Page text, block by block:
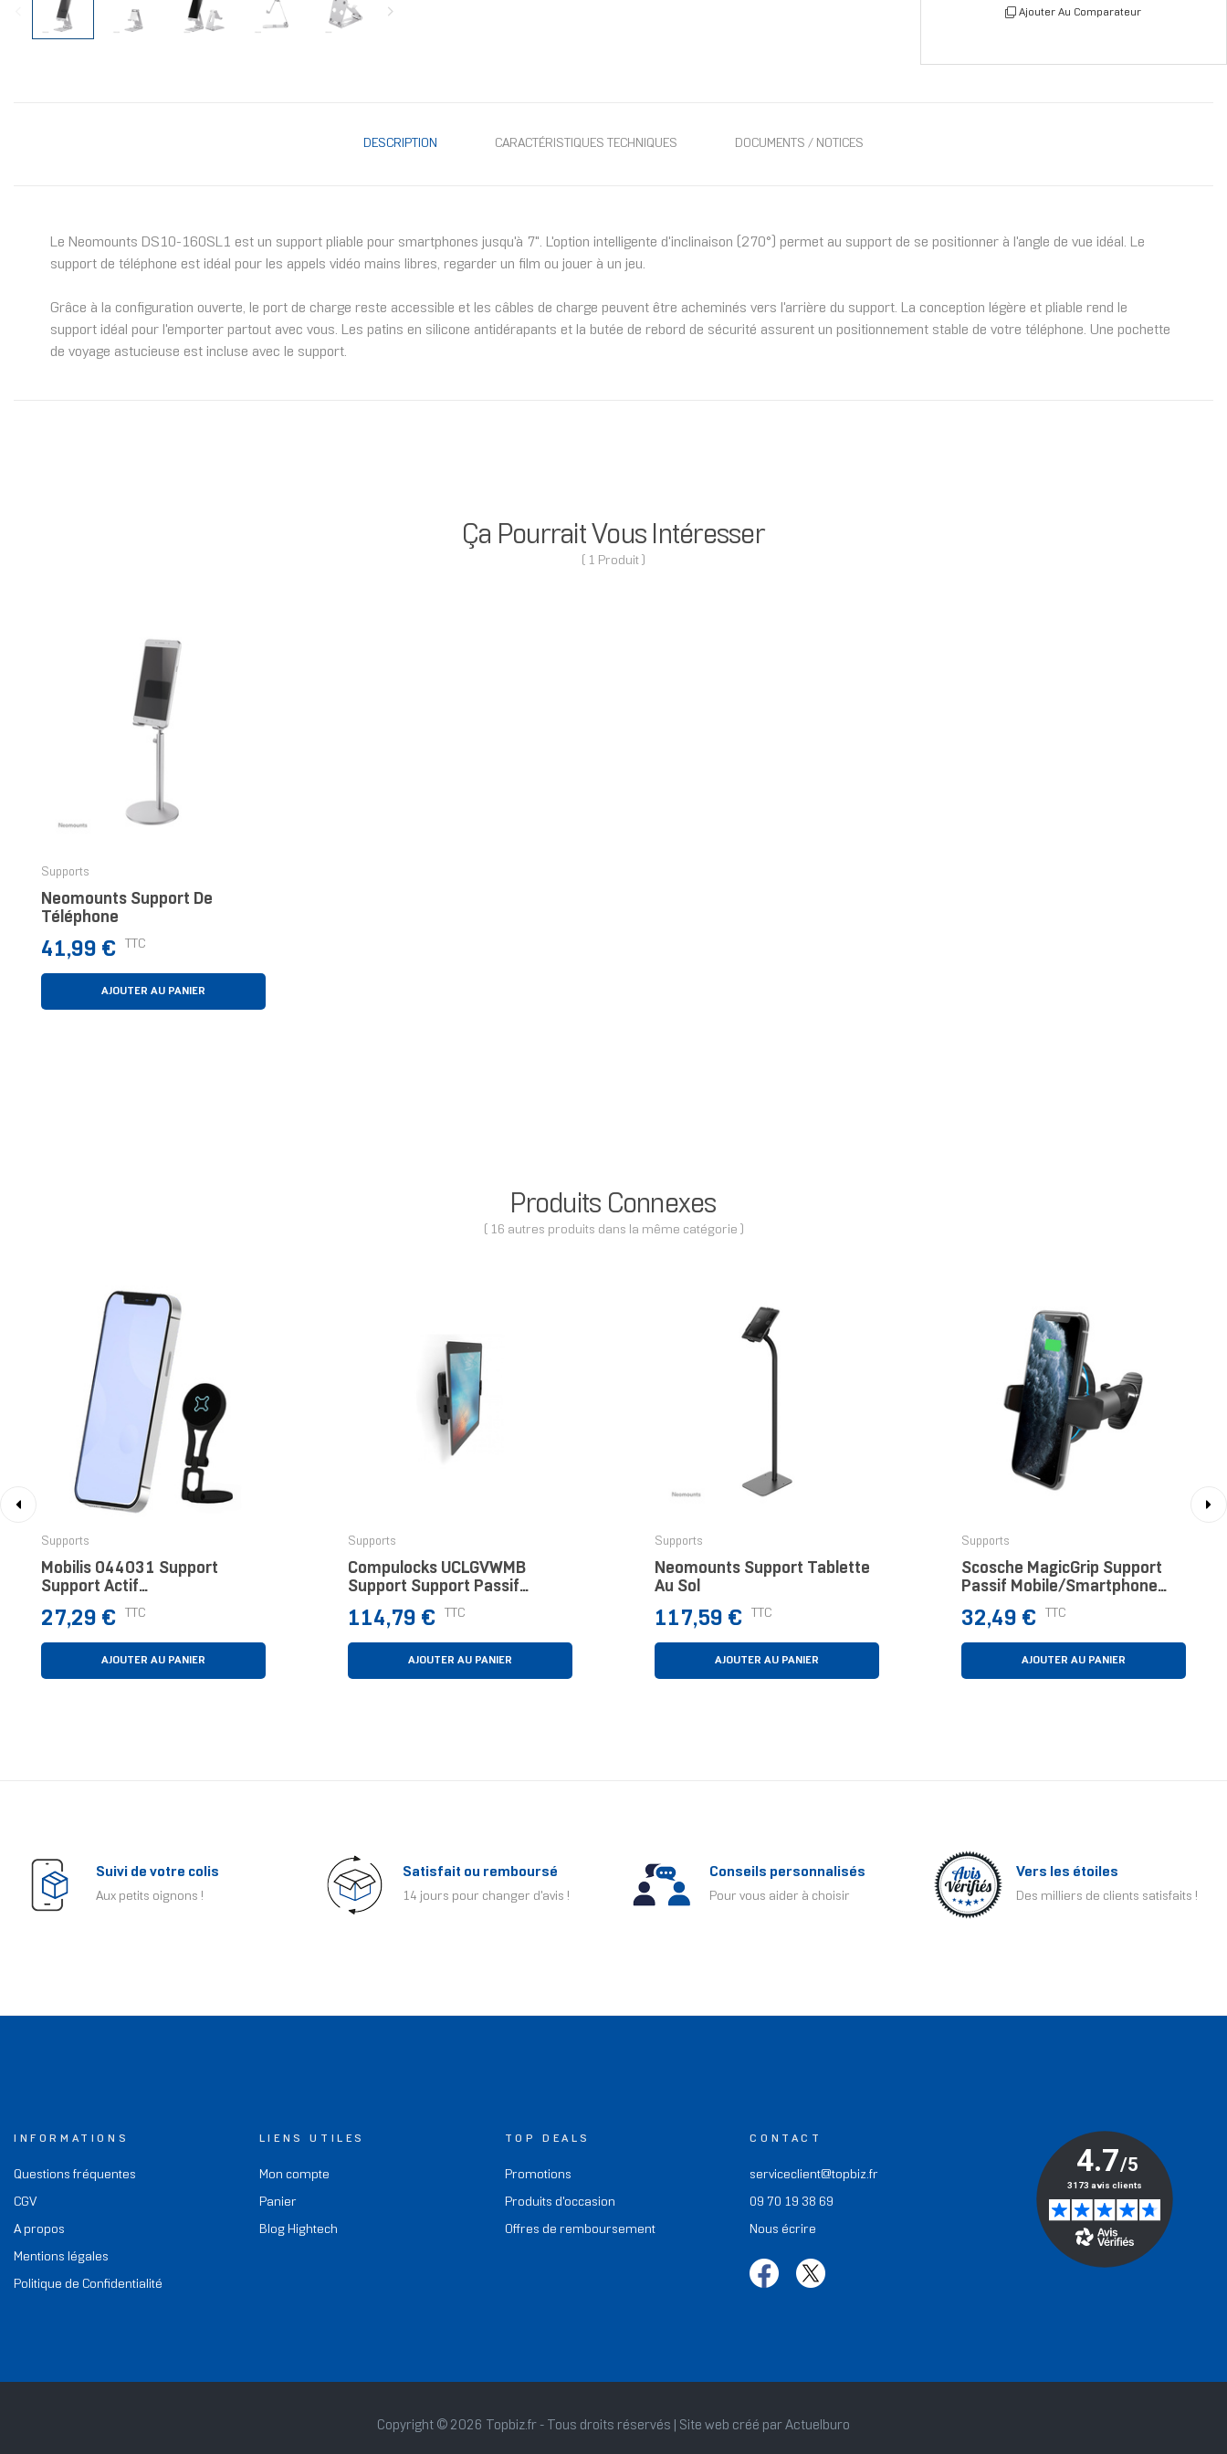
Ajouter Au Comparateur
DESCRIPTION CARACTÉRISTIQUES TECHNIQUES DOCUMENTS / NOTICES
Le Neomounts DS10-160SL1 est un support pliable pour smartphones jusqu'à 7". L'option intelligente d'inclinaison (270°) permet au support de se positionner à l'angle de vue idéal. Le
support de téléphone est idéal pour les appels vidéo mains libres, regarder un film ou jouer à un jeu.
Grâce à la configuration ouverte, le port de charge reste accessible et les câbles de charge peuvent être acheminés vers l'arrière du support. La conception légère et pliable rend le
support idéal pour l'emporter partout avec vous. Les patins en silicone antidérapants et la butée de rebord de sécurité assurent un positionnement stable de votre téléphone. Une pochette
de voyage astucieuse est incluse avec le support.
Ça Pourrait Vous Intéresser
( 1 Produit )
Supports
Neomounts Support De
Téléphone
Prix
41,99 € TTC
AJOUTER AU PANIER
Produits Connexes
( 16 autres produits dans la même catégorie )
Supports
Mobilis 044031 Support
Support Actif
Mobile/smartphone Noir
Prix
27,29 € TTC
AJOUTER AU PANIER
Supports
Compulocks UCLGVWMB
Support Support Passif
Tablette / UMPC Noir
Prix
114,79 € TTC
AJOUTER AU PANIER
Supports
Neomounts Support Tablette
Au Sol
Prix
117,59 € TTC
AJOUTER AU PANIER
Supports
Scosche MagicGrip Support
Passif Mobile/smartphone
Prix
32,49 € TTC
AJOUTER AU PANIER
Suivi de votre colis
Aux petits oignons !
Satisfait ou remboursé
14 jours pour changer d'avis !
Conseils personnalisés
Pour vous aider à choisir
Vers les étoiles
Des milliers de clients satisfaits !
INFORMATIONS
Questions fréquentes
CGV
A propos
Mentions légales
Politique de Confidentialité
LIENS UTILES
Mon compte
Panier
Blog Hightech
TOP DEALS
Promotions
Produits d'occasion
Offres de remboursement
CONTACT
serviceclient@topbiz.fr
09 70 19 38 69
Nous écrire
Copyright © 2026 Topbiz.fr - Tous droits réservés | Site web créé par Actuelburo